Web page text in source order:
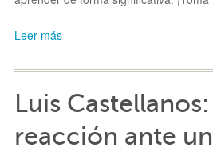
Leer más
Luis Castellanos:
reacción ante